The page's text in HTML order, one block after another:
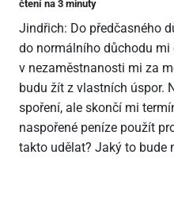
čtení na 3 minuty
Jindřich: Do předčasného
do normálního důchodu mi
v nezaměstnanosti mi za
budu žít z vlastních úspor.
spoření, ale skončí mi
naspořené peníze použít
takto udělat? Jaký to bude